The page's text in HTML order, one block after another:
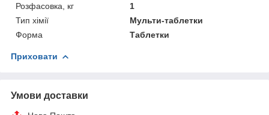
Розфасовка, кг
1
Тип хімії
Мульти-таблетки
Форма
Таблетки
Приховати
Умови доставки